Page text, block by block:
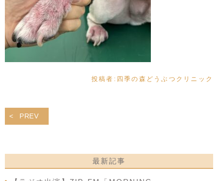
投稿者: 四季の森どうぶつクリニック
PREV
最新記事